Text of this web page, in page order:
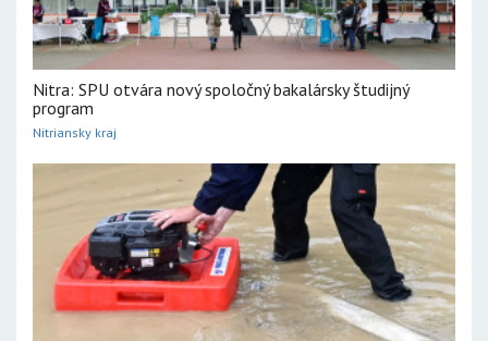
Nitra: SPU otvára nový spoločný bakalársky študijný
program
Nitriansky kraj